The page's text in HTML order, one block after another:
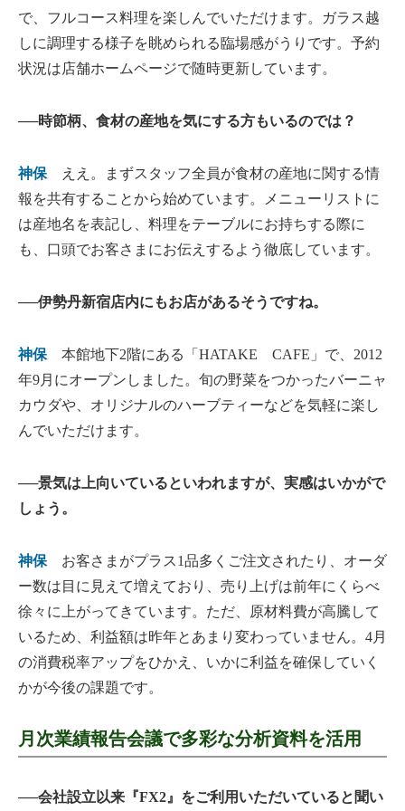
で、フルコース料理を楽しんでいただけます。ガラス越
しに調理する様子を眺められる臨場感がうりです。予約
状況は店舗ホームページで随時更新しています。
──時節柄、食材の産地を気にする方もいるのでは？
神保 ええ。まずスタッフ全員が食材の産地に関する情
報を共有することから始めています。メニューリストに
は産地名を表記し、料理をテーブルにお持ちする際に
も、口頭でお客さまにお伝えするよう徹底しています。
──伊勢丹新宿店内にもお店があるそうですね。
神保 本館地下2階にある「HATAKE CAFE」で、2012
年9月にオープンしました。旬の野菜をつかったバーニャ
カウダや、オリジナルのハーブティーなどを気軽に楽し
んでいただけます。
──景気は上向いているといわれますが、実感はいかがで
しょう。
神保 お客さまがプラス1品多くご注文されたり、オーダ
ー数は目に見えて増えており、売り上げは前年にくらべ
徐々に上がってきています。ただ、原材料費が高騰して
いるため、利益額は昨年とあまり変わっていません。4月
の消費税率アップをひかえ、いかに利益を確保していく
かが今後の課題です。
月次業績報告会議で多彩な分析資料を活用
──会社設立以来『FX2』をご利用いただいていると聞い